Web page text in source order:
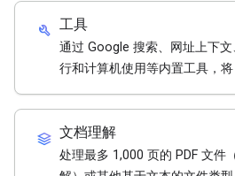
build 工具
通过 Google 搜索、网址上下
行和计算机使用等内置工具，将
stacks 文档理解
处理最多 1,000 页的 PDF 文件